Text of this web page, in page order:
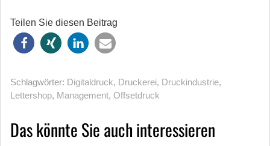
Teilen Sie diesen Beitrag
Schlagwörter: Digitaldruck, Druckerei, Druckindustrie,
Lettershop, Management, Offsetdruck
Das könnte Sie auch interessieren